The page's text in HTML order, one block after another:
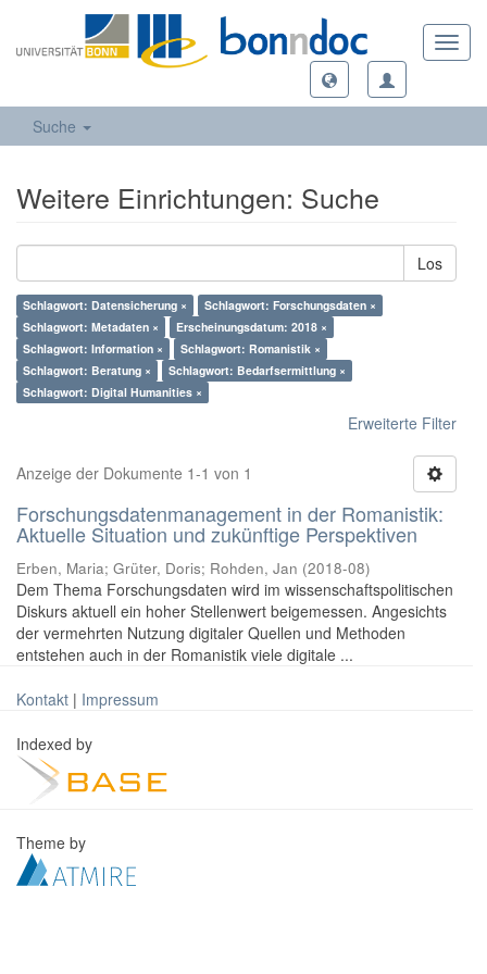
Suche
Weitere Einrichtungen: Suche
Los
Schlagwort: Datensicherung ×
Schlagwort: Forschungsdaten ×
Schlagwort: Metadaten ×
Erscheinungsdatum: 2018 ×
Schlagwort: Information ×
Schlagwort: Romanistik ×
Schlagwort: Beratung ×
Schlagwort: Bedarfsermittlung ×
Schlagwort: Digital Humanities ×
Erweiterte Filter
Anzeige der Dokumente 1-1 von 1
Forschungsdatenmanagement in der Romanistik:
Aktuelle Situation und zukünftige Perspektiven
Erben, Maria; Grüter, Doris; Rohden, Jan (2018-08)
Dem Thema Forschungsdaten wird im wissenschaftspolitischen
Diskurs aktuell ein hoher Stellenwert beigemessen. Angesichts
der vermehrten Nutzung digitaler Quellen und Methoden
entstehen auch in der Romanistik viele digitale ...
Kontakt | Impressum
Indexed by
Theme by